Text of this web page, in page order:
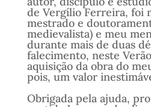
de Vergílio Ferreira, foi
mestrado e
medievalista) e meu
durante mais de duas
falecimento, neste
aquisição da obra do
pois, um valor
Obrigada pela ajuda,